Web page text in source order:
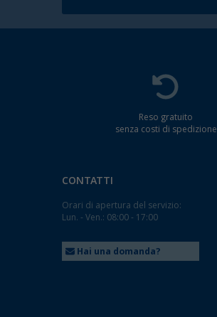
Reso gratuito
senza costi di spedizione
CONTATTI
Orari di apertura del servizio:
Lun. - Ven.: 08:00 - 17:00
Hai una domanda?